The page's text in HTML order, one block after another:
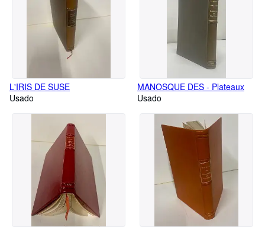
L'IRIS DE SUSE
Usado
MANOSQUE DES - Plateaux
Usado